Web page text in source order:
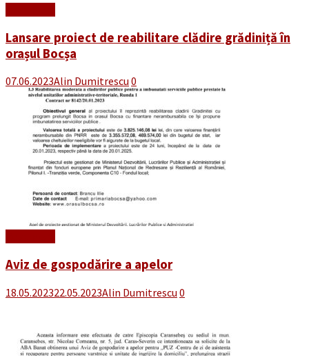
Lansare proiect de reabilitare clădire grădiniță în
orașul Bocșa
07.06.2023Alin Dumitrescu 0
Aviz de gospodărire a apelor
18.05.202322.05.2023Alin Dumitrescu 0